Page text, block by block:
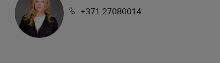
+371 27080014